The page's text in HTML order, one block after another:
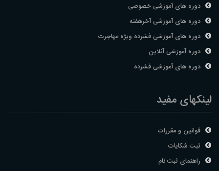
دوره های آموزشی خصوصی
دوره های آموزشی آخرهفته
دوره های آموزشی فشرده ویژه مهاجرت
دوره آموزشی آنلاین
دوره های آموزشی فشرده
لینکهای مفید
قوانین و مقررات
ثبت شکایات
راهنمای ثبت نام